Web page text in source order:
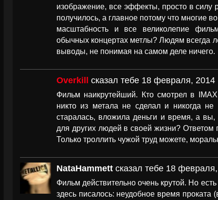
изображение, все эффекты, просто в силу
получилось, а главное потому что многие
масштабность и все великолепие
обычных концертах метлы? Людям всегда
выводы, не понимая на самом деле ничего.
Overkill сказал тебе 18 февраля, 2014
Фильм наикрутейший. Кто смотрел в
никто из метала не сделал и никогда не
старалась, вложила деньги и время, а вы,
для других людей в своей жизни? Ответом
Только троллить чужой труд можете,
NataHammett сказал тебе 18
Фильм действительно очень крутой. Но
здесь писалось: неудобное время проката